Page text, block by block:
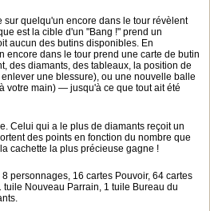
sur quelqu'un encore dans le tour révèlent
est la cible d'un "Bang !" prend un
aucun des butins disponibles. En
encore dans le tour prend une carte de butin
des diamants, des tableaux, la position de
une blessure), ou une nouvelle balle
votre main) — jusqu'à ce que tout ait été
Celui qui a le plus de diamants reçoit un
des points en fonction du nombre que
cachette la plus précieuse gagne !
personnages, 16 cartes Pouvoir, 64 cartes
tuile Nouveau Parrain, 1 tuile Bureau du